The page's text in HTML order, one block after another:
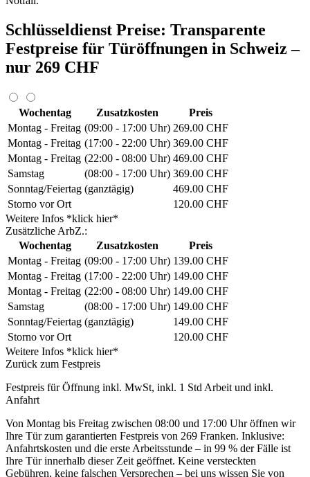
Schlüsseldienst Preise: Transparente
Festpreise für Türöffnungen in Schweiz –
nur 269 CHF
Wochentag Zusatzkosten
Preis
Montag - Freitag (09:00 - 17:00 Uhr) 269.00 CHF
Montag - Freitag (17:00 - 22:00 Uhr) 369.00 CHF
Montag - Freitag (22:00 - 08:00 Uhr) 469.00 CHF
Samstag
(08:00 - 17:00 Uhr) 369.00 CHF
Sonntag/Feiertag (ganztägig)
469.00 CHF
Storno vor Ort
120.00 CHF
Weitere Infos *klick hier*
Zusätzliche ArbZ.:
Wochentag
Zusatzkosten
Preis
Montag - Freitag (09:00 - 17:00 Uhr) 139.00 CHF
Montag - Freitag (17:00 - 22:00 Uhr) 149.00 CHF
Montag - Freitag (22:00 - 08:00 Uhr) 149.00 CHF
Samstag
(08:00 - 17:00 Uhr) 149.00 CHF
Sonntag/Feiertag (ganztägig)
149.00 CHF
Storno vor Ort
120.00 CHF
Weitere Infos *klick hier*
Zurück zum Festpreis
Festpreis für Öffnung inkl. MwSt, inkl. 1 Std Arbeit und inkl.
Anfahrt
Von Montag bis Freitag zwischen 08:00 und 17:00 Uhr öffnen wir
Ihre Tür zum garantierten Festpreis von 269 Franken. Inklusive:
Anfahrtskosten und die erste Arbeitsstunde – in 99 % der Fälle ist
Ihre Tür innerhalb dieser Zeit geöffnet. Keine versteckten
Gebühren, keine falschen Versprechen – bei uns wissen Sie von